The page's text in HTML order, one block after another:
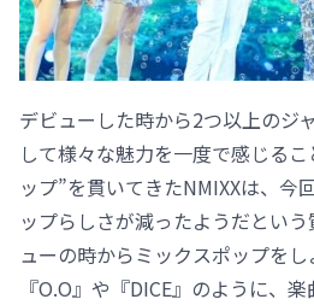
デビューした時から2つ以上のジ
して様々な魅力を一度で感じる
ップ”を貫いてきたNMIXXは、今
ップらしさが減ったようだとい
ューの時からミックスポップをし
『O.O』や『DICE』のように、